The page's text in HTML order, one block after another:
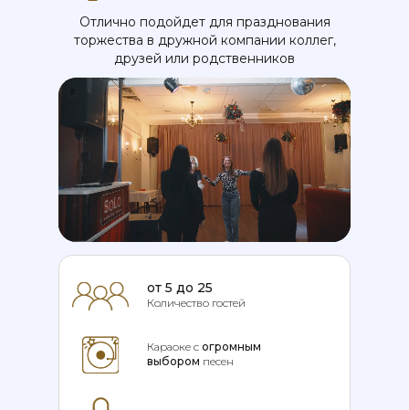
Отлично подойдет для празднования
торжества в дружной компании коллег,
друзей или родственников
Количество гостей
от 5 до 25
Караоке с огромным
выбором песен